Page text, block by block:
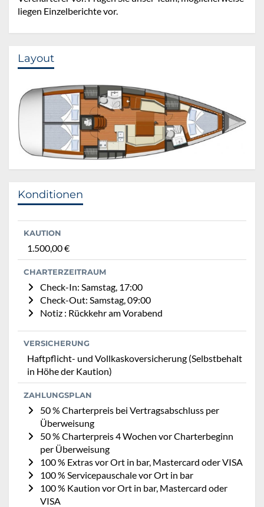
liegen Einzelberichte vor.
Layout
Konditionen
KAUTION
1.500,00 €
CHARTERZEITRAUM
Check-In: Samstag, 17:00
Check-Out: Samstag, 09:00
Notiz : Rückkehr am Vorabend
VERSICHERUNG
Haftpflicht- und Vollkaskoversicherung (Selbstbehalt
in Höhe der Kaution)
ZAHLUNGSPLAN
50 % Charterpreis bei Vertragsabschluss per
Überweisung
50 % Charterpreis 4 Wochen vor Charterbeginn
per Überweisung
100 % Extras vor Ort in bar, Mastercard oder VISA
100 % Servicepauschale vor Ort in bar
100 % Kaution vor Ort in bar, Mastercard oder
VISA